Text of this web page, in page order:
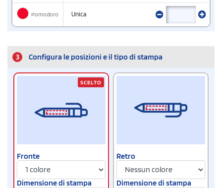
Pomodoro Unica
3 Configura le posizioni e il tipo di stampa
Fronte
Dimensione di stampa
SCELTO
Retro
Dimensione di stampa